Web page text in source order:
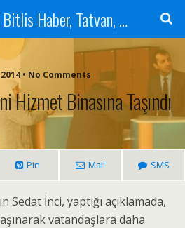
Ajans13.com - Bitlis Haber, Tatvan, Ahlat, Adilcevaz, Mutki, Hizan, Güroymak, Gazete, Ajans, 13, Haber
• No Comments
Hizmet Binasına Taşındı
Pin Mail SMS
Sedat İnci, yaptığı açıklamada,
vatandaşlara daha